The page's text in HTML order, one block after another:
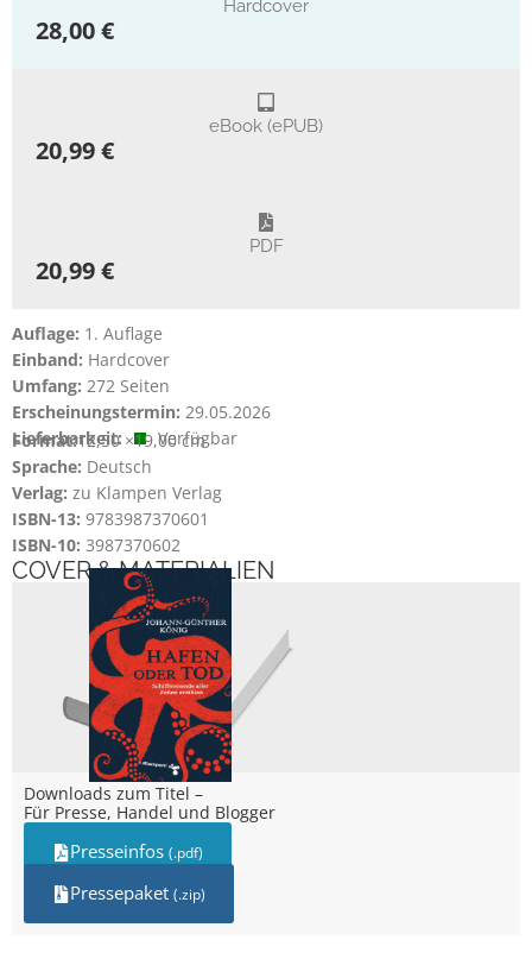
Hardcover
28,00 €
eBook (ePUB)
20,99 €
PDF
20,99 €
Auflage: 1. Auflage
Einband: Hardcover
Umfang: 272 Seiten
Erscheinungstermin: 29.05.2026
Lieferbarkeit:
Verfügbar
Format:12,50 ×19,00 cm
Sprache: Deutsch
Verlag: zu Klampen Verlag
ISBN-13: 9783987370601
ISBN-10: 3987370602
COVER & MATERIALIEN
Downloads zum Titel –
Für Presse, Handel und Blogger
Presseinfos (.pdf)
Pressepaket (.zip)